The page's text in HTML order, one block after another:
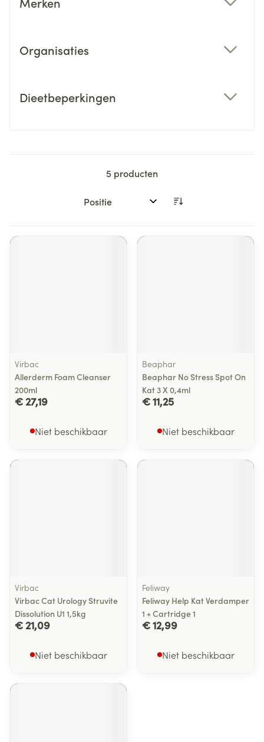
Organisaties
Dieetbeperkingen
5 producten
Sorteer op:
Virbac
Allerderm Foam Cleanser
200ml
€ 27,19
Niet beschikbaar
Beaphar
Beaphar No Stress Spot On
Kat 3 X 0,4ml
€ 11,25
Niet beschikbaar
Virbac
Virbac Cat Urology Struvite
Dissolution U1 1,5kg
€ 21,09
Niet beschikbaar
Feliway
Feliway Help Kat Verdamper
1 + Cartridge 1
€ 12,99
Niet beschikbaar